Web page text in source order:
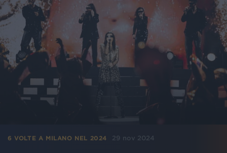
6 VOLTE A MILANO NEL 2024 29 nov 2024